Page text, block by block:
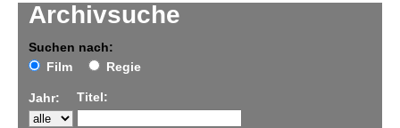
Archivsuche
Suchen nach:
Film
Regie
Jahr: Titel: